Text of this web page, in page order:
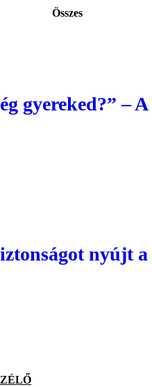
Összes
gyereked?” –
nyújt